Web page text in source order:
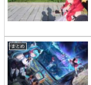
まとめ